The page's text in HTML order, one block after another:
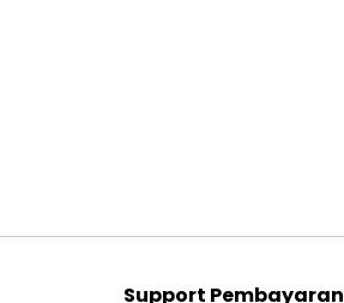
Support Pembayaran